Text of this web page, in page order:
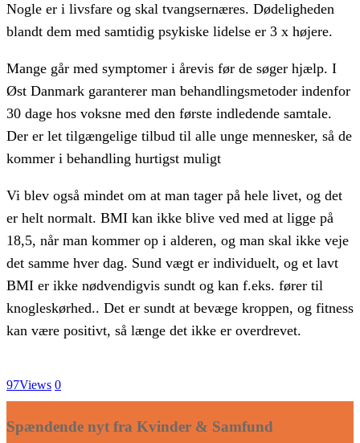
Nogle er i livsfare og skal tvangsernæres. Dødeligheden
blandt dem med samtidig psykiske lidelse er 3 x højere.
Mange går med symptomer i årevis før de søger hjælp. I
Øst Danmark garanterer man behandlingsmetoder indenfor
30 dage hos voksne med den første indledende samtale.
Der er let tilgængelige tilbud til alle unge mennesker, så de
kommer i behandling hurtigst muligt
Vi blev også mindet om at man tager på hele livet, og det
er helt normalt. BMI kan ikke blive ved med at ligge på
18,5, når man kommer op i alderen, og man skal ikke veje
det samme hver dag. Sund vægt er individuelt, og et lavt
BMI er ikke nødvendigvis sundt og kan f.eks. fører til
knogleskørhed.. Det er sundt at bevæge kroppen, og fitness
kan være positivt, så længe det ikke er overdrevet.
97Views 0
Spændende nyt fra Kvinder & Samfund